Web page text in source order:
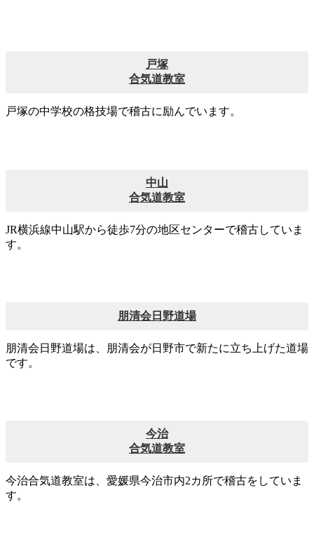
戸塚
合気道教室
戸塚の中学校の格技場で稽古に励んでいます。
中山
合気道教室
JR横浜線中山駅から徒歩7分の地区センターで稽古していま
す。
朋清会日野道場
朋清会日野道場は、朋清会が日野市で新たに立ち上げた道場
です。
今治
合気道教室
今治合気道教室は、愛媛県今治市内2カ所で稽古をしていま
す。